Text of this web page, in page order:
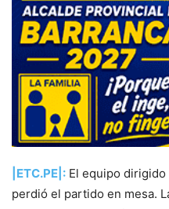
|ETC.PE|: El equipo dirigido
perdió el partido en mesa.